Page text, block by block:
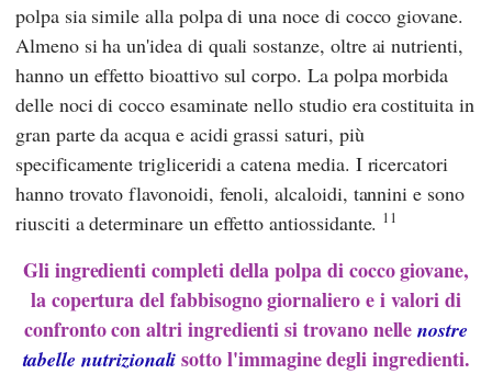
polpa sia simile alla polpa di una noce di cocco giovane.
Almeno si ha un'idea di quali sostanze, oltre ai nutrienti,
hanno un effetto bioattivo sul corpo. La polpa morbida
delle noci di cocco esaminate nello studio era costituita in
gran parte da acqua e acidi grassi saturi, più
specificamente trigliceridi a catena media. I ricercatori
hanno trovato flavonoidi, fenoli, alcaloidi, tannini e sono
riusciti a determinare un effetto antiossidante. 11
Gli ingredienti completi della polpa di cocco giovane,
la copertura del fabbisogno giornaliero e i valori di
confronto con altri ingredienti si trovano nellenostre
tabelle nutrizionali sotto l'immagine degli ingredienti.